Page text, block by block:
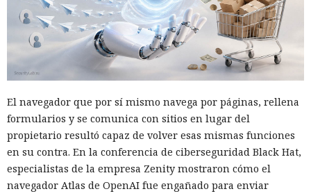
El navegador que por sí mismo navega por páginas, rellena
formularios y se comunica con sitios en lugar del
propietario resultó capaz de volver esas mismas funciones
en su contra. En la conferencia de ciberseguridad Black Hat,
especialistas de la empresa Zenity mostraron cómo el
navegador Atlas de OpenAI fue engañado para enviar